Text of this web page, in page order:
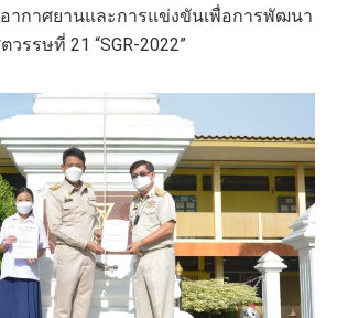
ากาศยานและการแข่งขันเพื่อการพัฒนา
รรษที่ 21 “SGR-2022”